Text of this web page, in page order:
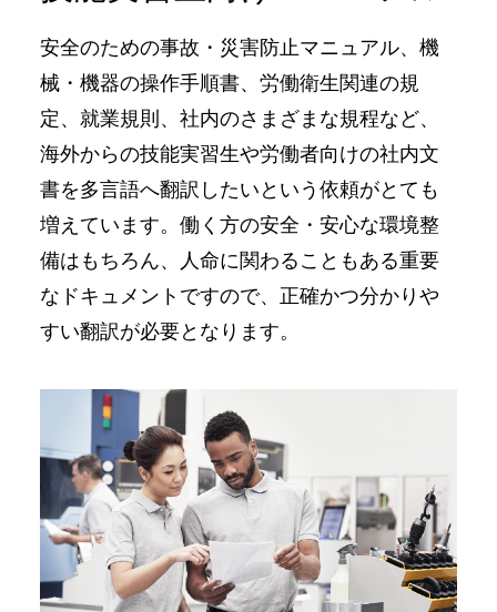
安全のための事故・災害防⽌マニュアル、機
械・機器の操作⼿順書、労働衛⽣関連の規
定、就業規則、社内のさまざまな規程など、
海外からの技能実習⽣や労働者向けの社内⽂
書を多⾔語へ翻訳したいという依頼がとても
増えています。働く⽅の安全・安⼼な環境整
備はもちろん、⼈命に関わることもある重要
なドキュメントですので、正確かつ分かりや
すい翻訳が必要となります。